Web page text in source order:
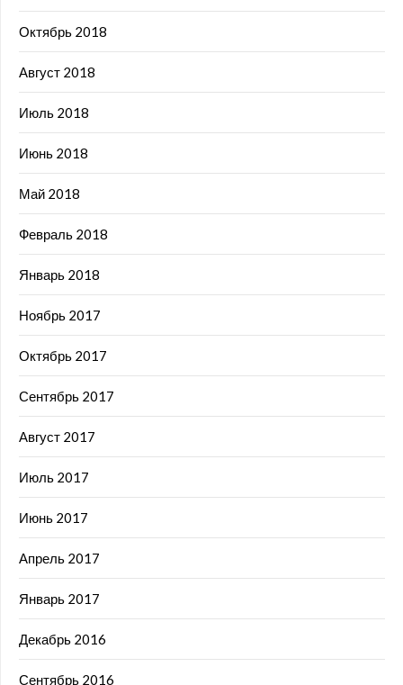
Октябрь 2018
Август 2018
Июль 2018
Июнь 2018
Май 2018
Февраль 2018
Январь 2018
Ноябрь 2017
Октябрь 2017
Сентябрь 2017
Август 2017
Июль 2017
Июнь 2017
Апрель 2017
Январь 2017
Декабрь 2016
Сентябрь 2016